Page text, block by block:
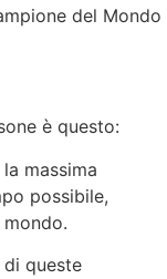
del Mondo
è questo:
massima
possibile,
di queste